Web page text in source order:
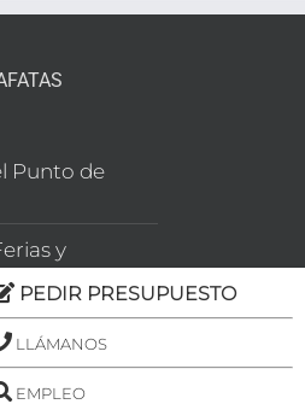
Punto de
y
PEDIR PRESUPUESTO
LLÁMANOS
EMPLEO